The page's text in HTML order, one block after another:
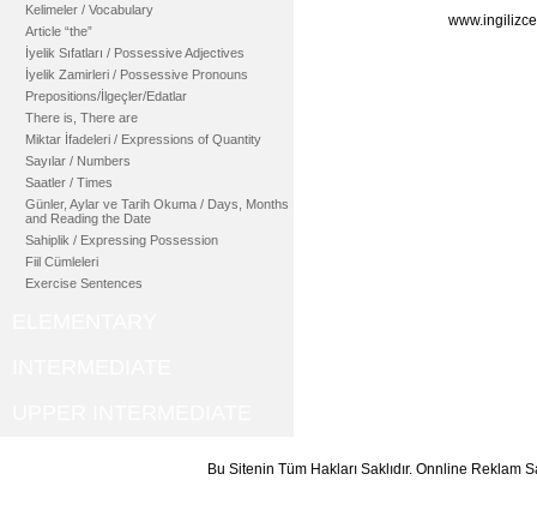
Kelimeler / Vocabulary
Article “the”
İyelik Sıfatları / Possessive Adjectives
İyelik Zamirleri / Possessive Pronouns
Prepositions/İlgeçler/Edatlar
There is, There are
Miktar İfadeleri / Expressions of Quantity
Sayılar / Numbers
Saatler / Times
Günler, Aylar ve Tarih Okuma / Days, Months
and Reading the Date
Sahiplik / Expressing Possession
Fiil Cümleleri
Exercise Sentences
Bu Sitenin Tüm Hakları Saklıdır. Onnline